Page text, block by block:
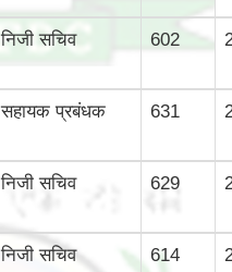
निजी सचिव 602
सहायक प्रबंधक 631
निजी सचिव 629
निजी सचिव 614